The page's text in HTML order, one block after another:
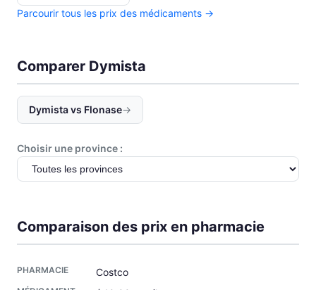
Parcourir tous les prix des médicaments →
Comparer Dymista
Dymista vs Flonase→
Choisir une province :
Comparaison des prix en pharmacie
Costco